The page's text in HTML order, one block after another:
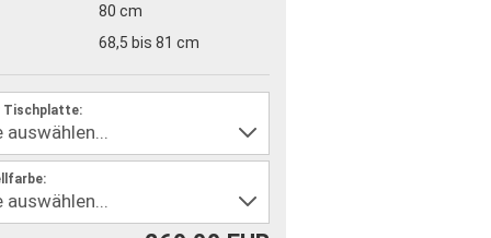
80 cm
68,5 bis 81 cm
Tischplatte: